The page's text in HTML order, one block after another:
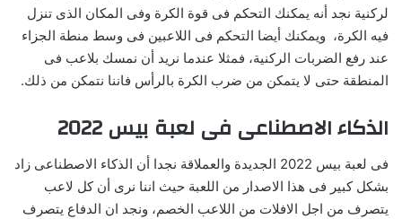
لركنية نجد أنه يمكنك التحكم فى قوة الكرة وفى المكان الذى تنزل
فيه الكرة، ويمكنك أيضا التحكم فى اللاعبين فى وسط منطة الجزاء
عند رفع الضربات الركنية، فمثلا عندما نريد أن نمسك بلاعب فى
المنطقة حتى لا يتمكن من ضرب الكرة بالرأس فاننا نتمكن من ذلك.
الذكاء الاصطناعى فى لعبة بيس 2022
فى لعبة بيس 2022 الجديدة والعملاقة نجدا أن الذكاء الاصطناعى زاد
بشكل كبير فى هذا الاصدار من اللعبة حيث اننا نرى أن كل لاعب
يتصرف من اجل الافلات من اللاعب الخصم، ونجد ان الدفاع يتصرف